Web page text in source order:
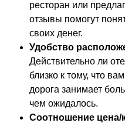
ресторан или
отзывы помогут
своих денег.
Удобство
Действительно ли
близко к тому, что
дорога занимает
чем ожидалось.
Соотношение цена/